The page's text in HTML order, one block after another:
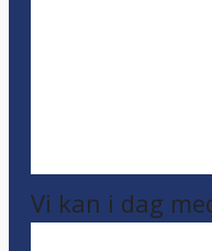
Vi kan i dag